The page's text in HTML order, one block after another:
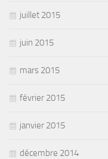
juillet 2015
juin 2015
mars 2015
février 2015
janvier 2015
décembre 2014